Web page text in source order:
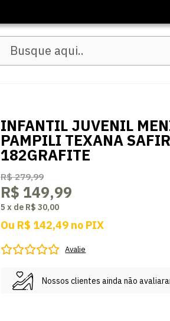
INFANTIL JUVENIL
PAMPILI TEXANA
182GRAFITE
R$ 279,99
R$ 149,99
5 x de R$ 30,00
Ou R$ 142,49 no PIX
Avalie
Nossos clientes ainda não